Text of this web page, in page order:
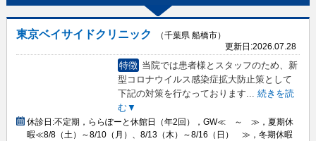
東京ベイサイドクリニック
（千葉県 船橋市）
更新日:2026.07.28
特徴 当院では患者様とスタッフのため、新
型コロナウイルス感染症拡大防止策として
下記の対策を行なっております
続きを読
む▼
休診日:不定期，ららぽーと休館日（年2回），GW≪ ～ ≫，夏期休
暇≪8/8（土）～8/10（月）、8/13（木）～8/16（日） ≫，冬期休暇